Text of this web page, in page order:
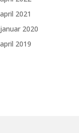
april 2021
januar 2020
april 2019